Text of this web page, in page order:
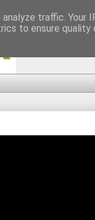
traffic. Your
to ensure quality